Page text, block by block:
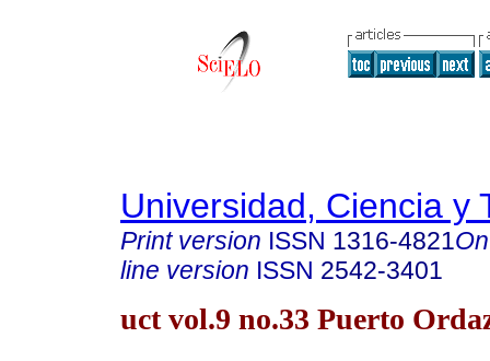
Universidad, Ciencia y
Print version ISSN 1316-4821
line version ISSN 2542-3401
uct vol.9 no.33 Puerto